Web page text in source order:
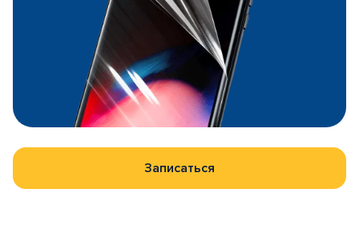
Записаться